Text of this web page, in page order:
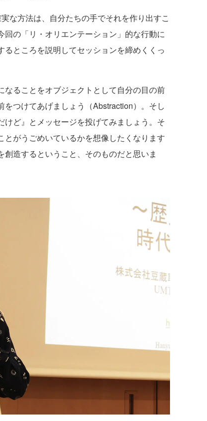
な方法は、自分たちの手でそれを作り出すこ
の「リ・オリエンテーション」的な行動に
ところを説明してセッションを締めくくっ
ることをオブジェクトとして自分の目の前
つけてあげましょう（Abstraction）。そし
ど』とメッセージを投げてみましょう。そ
がうごめいているかを想像したくなります
造するということ、そのものだと思いま